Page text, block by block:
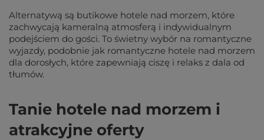
Alternatywą są butikowe hotele nad morzem, które
zachwycają kameralną atmosferą i indywidualnym
podejściem do gości. To świetny wybór na romantyczne
wyjazdy, podobnie jak romantyczne hotele nad morzem
dla dorosłych, które zapewniają ciszę i relaks z dala od
tłumów.
Tanie hotele nad morzem i
atrakcyjne oferty